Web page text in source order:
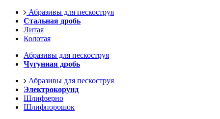
Абразивы для пескоструя
Стальная дробь
Литая
Колотая
Абразивы для пескоструя
Чугунная дробь
Абразивы для пескоструя
Электрокорунд
Шлифзерно
Шлифпорошок